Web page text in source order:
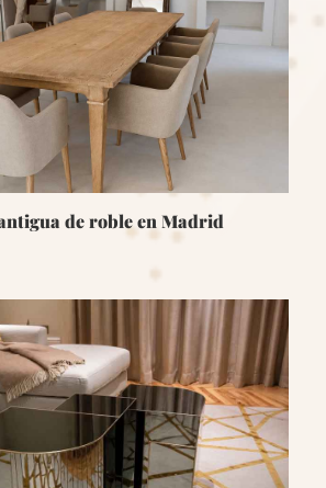
de roble en Madrid